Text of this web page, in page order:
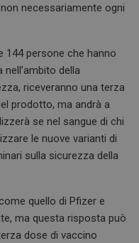
necessariamente ogni
144 persone che hanno
della
riceveranno una terza
prodotto, ma andrà a
se nel sangue di chi
le nuove varianti di
sulla sicurezza della
come quello di Pfizer e
ma questa risposta può
dose di vaccino